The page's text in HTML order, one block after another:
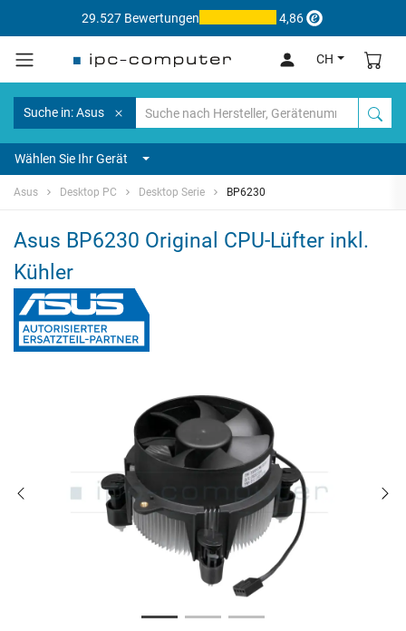
29.527 Bewertungen 4,86
CH
Suche in: Asus
Wählen Sie Ihr Gerät
Asus Desktop PC Desktop Serie BP6230
Asus BP6230 Original CPU-Lüfter inkl.
Kühler